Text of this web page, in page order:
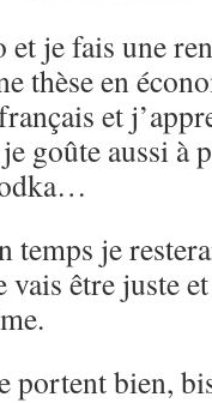
et je fais une
thèse en
et
goûte aussi à
temps je
vais être juste
portent bien,